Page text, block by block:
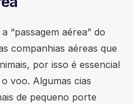
“passagem aérea” do
companhias aéreas que
por isso é essencial
voo. Algumas cias
de pequeno porte